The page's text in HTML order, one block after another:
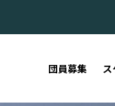
団員募集 ス